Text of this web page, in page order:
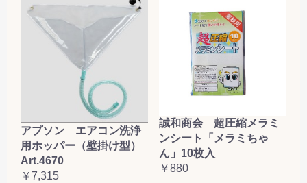
アプソン エアコン洗浄
用ホッパー（壁掛け型）
Art.4670
￥7,315
誠和商会 超圧縮メラミ
ンシート「メラミちゃ
ん」10枚入
￥880